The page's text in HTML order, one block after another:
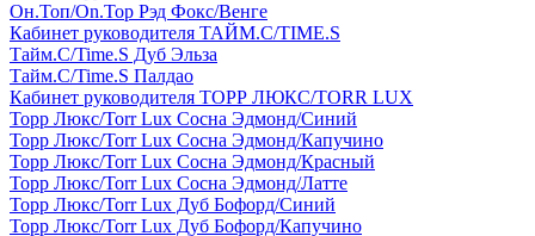
Он.Топ/On.Top Рэд Фокс/Венге
Кабинет руководителя ТАЙМ.С/TIME.S
Тайм.С/Time.S Дуб Эльза
Тайм.С/Time.S Палдао
Кабинет руководителя ТОРР ЛЮКС/TORR LUX
Торр Люкс/Torr Lux Сосна Эдмонд/Синий
Торр Люкс/Torr Lux Сосна Эдмонд/Капучино
Торр Люкс/Torr Lux Сосна Эдмонд/Красный
Торр Люкс/Torr Lux Сосна Эдмонд/Латте
Торр Люкс/Torr Lux Дуб Бофорд/Синий
Торр Люкс/Torr Lux Дуб Бофорд/Капучино